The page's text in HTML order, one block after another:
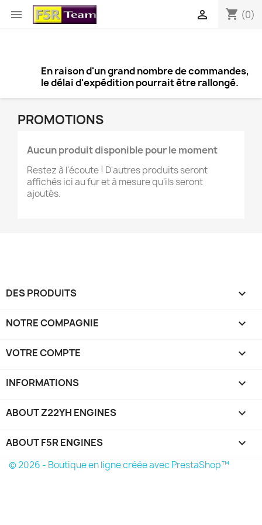
 shopping_cart (0)

En raison d'un grand nombre de commandes,
le délai d'expédition pourrait être rallongé.
PROMOTIONS
Aucun produit disponible pour le moment
Restez à l'écoute ! D'autres produits seront
affichés ici au fur et à mesure qu'ils seront
ajoutés.
DES PRODUITS 
NOTRE COMPAGNIE 
VOTRE COMPTE 
INFORMATIONS keyboard_arrow_down
Créer une liste d'envies
Annuler
ABOUT Z22YH ENGINES 
ABOUT F5R ENGINES 
© 2026 - Boutique en ligne créée avec PrestaShop™